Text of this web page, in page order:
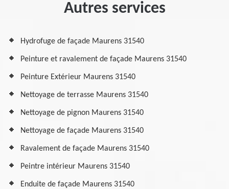
Autres services
Hydrofuge de façade Maurens 31540
Peinture et ravalement de façade Maurens 31540
Peinture Extérieur Maurens 31540
Nettoyage de terrasse Maurens 31540
Nettoyage de pignon Maurens 31540
Nettoyage de façade Maurens 31540
Ravalement de façade Maurens 31540
Peintre intérieur Maurens 31540
Enduite de façade Maurens 31540